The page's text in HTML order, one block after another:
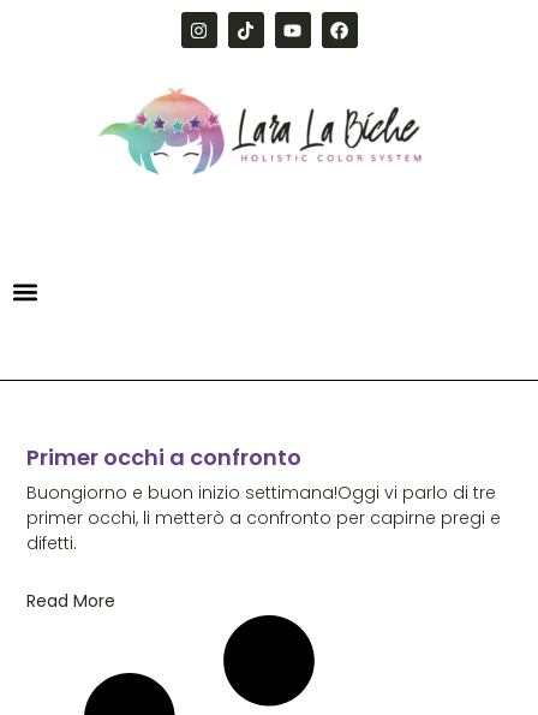
Primer occhi a confronto
Buongiorno e buon inizio settimana!Oggi vi parlo di tre
primer occhi, li metterò a confronto per capirne pregi e
difetti.
Read More